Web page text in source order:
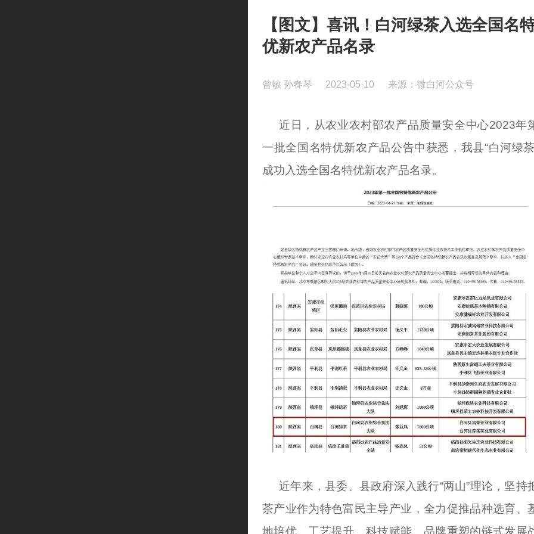
【图文】喜讯！白河绿茶入选全国名
优新农产品名录
曾敏 孙春琴 2023-05-10 来源：微白河公众号
近日，从农业农村部农产品质量安全中心2023年
一批全国名特优新农产品公告中获悉，我县“白河绿
成功入选全国名特优新农产品名录。
近年来，县委、县政府深入践行“两山”理论，坚持
茶产业作为特色富民主导产业，全力促推品种选育、
地培优、工艺提升、科技赋能、品牌重塑的链式发展